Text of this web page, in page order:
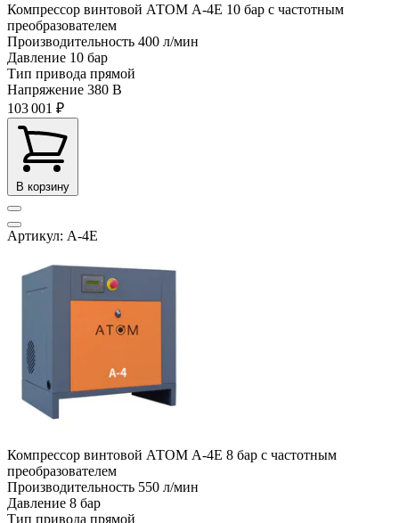
Компрессор винтовой АТОМ А-4Е 10 бар с частотным
преобразователем
Производительность 400 л/мин
Давление 10 бар
Тип привода прямой
Напряжение 380 В
103 001 ₽
В корзину
Артикул: А-4Е
Компрессор винтовой АТОМ А-4Е 8 бар с частотным
преобразователем
Производительность 550 л/мин
Давление 8 бар
Тип привода прямой